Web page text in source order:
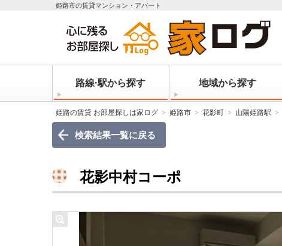
姫路市の賃貸マンション・アパート
路線·駅から探す 地域から探す
姫路の賃貸 お部屋探しは家ログ 姫路市 花影町 山陽姫路駅
検索結果一覧に戻る
花影中村コーポ